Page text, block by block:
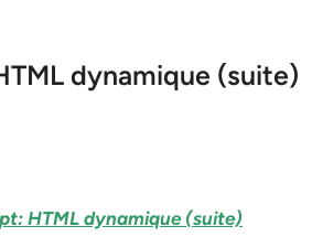
dynamique (suite)
HTML dynamique (suite)